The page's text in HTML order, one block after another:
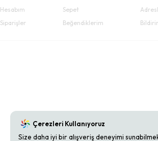
Hesabım
Siparişler
Sepet
Beğendiklerim
Çerezleri Kullanıyoruz
Size daha iyi bir alışveriş deneyimi